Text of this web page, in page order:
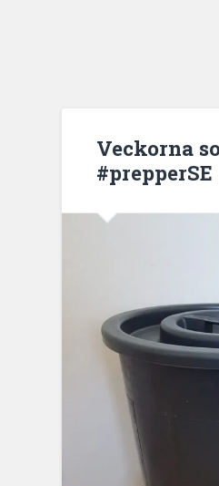
Veckorna
#prepperSE